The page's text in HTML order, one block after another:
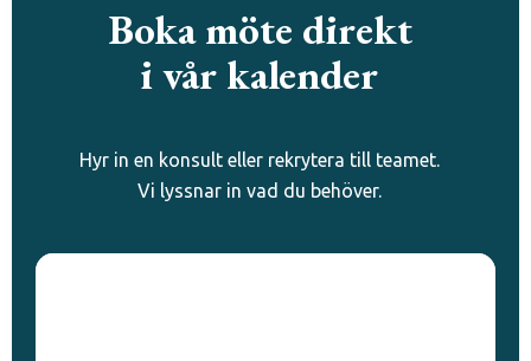
Boka möte direkt
i vår kalender
Hyr in en konsult eller rekrytera till teamet.
Vi lyssnar in vad du behöver.